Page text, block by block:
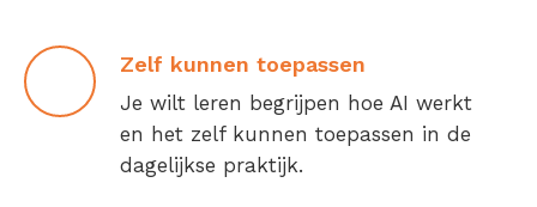
Zelf kunnen toepassen
Je wilt leren begrijpen hoe AI werkt
en het zelf kunnen toepassen in de
dagelijkse praktijk.